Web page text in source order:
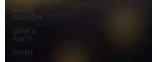
BIKERS'
FASHION
GEAR &
PARTS
EVENT